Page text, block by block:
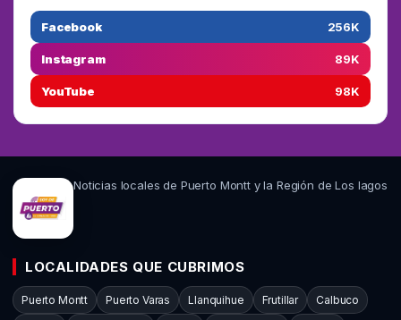
Facebook 256K
Instagram 89K
YouTube 98K
Noticias locales de Puerto Montt y la Región de Los lagos
LOCALIDADES QUE CUBRIMOS
Puerto Montt Puerto Varas Llanquihue Frutillar Calbuco